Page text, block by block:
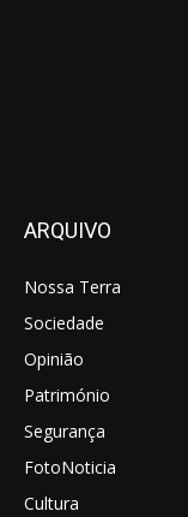
ARQUIVO
Nossa Terra
Sociedade
Opinião
Património
Segurança
FotoNoticia
Cultura